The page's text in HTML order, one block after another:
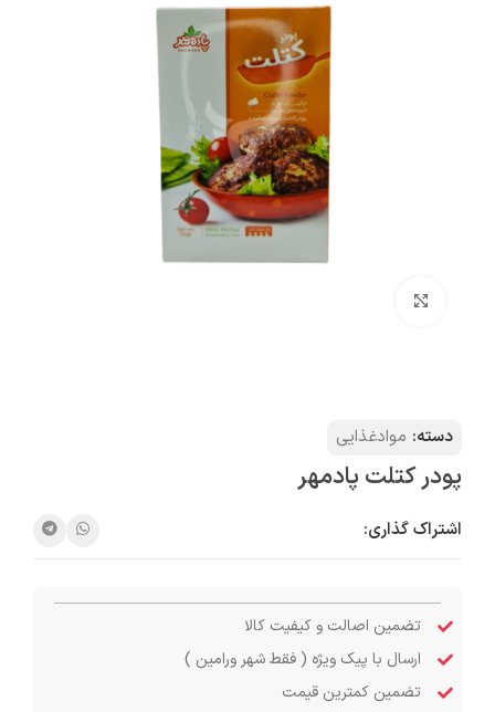
دسته: موادغذایی
پودر کتلت پادمهر
اشتراک گذاری:
تضمین اصالت و کیفیت کالا
ارسال با پیک ویژه ( فقط شهر ورامین )
تضمین کمترین قیمت